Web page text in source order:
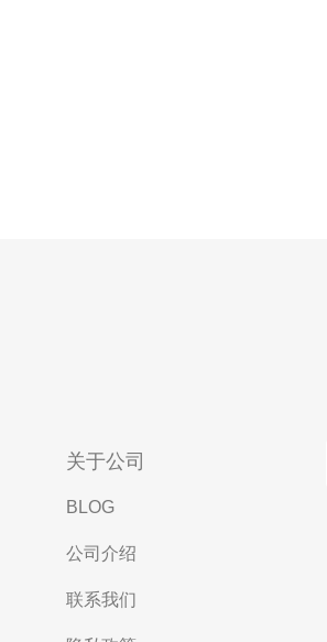
关于公司
BLOG
公司介绍
联系我们